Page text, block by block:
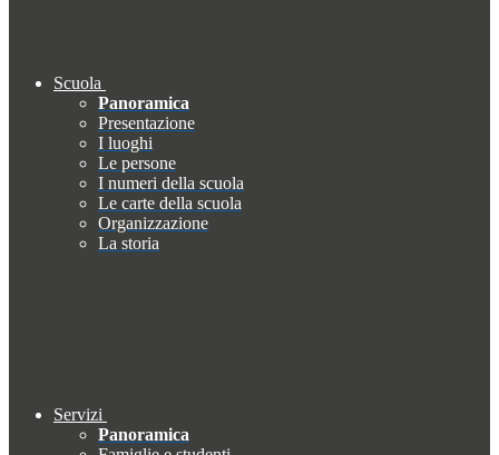
Scuola
Panoramica
Presentazione
I luoghi
Le persone
I numeri della scuola
Le carte della scuola
Organizzazione
La storia
Servizi
Panoramica